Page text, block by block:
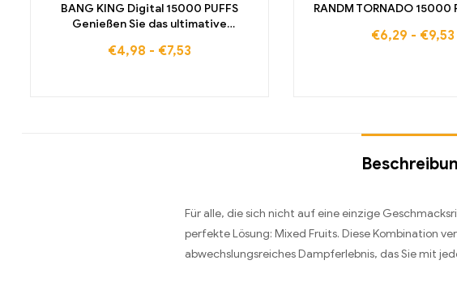
BANG KING Digital 15000 PUFFS
Genießen Sie das ultimative
€4,98 - €7,53
RANDM TORNADO 15000
€6,29 - €9,53
Für alle, die sich nicht auf eine einzige
perfekte Lösung: Mixed Fruits. Diese Kombination
abwechslungsreiches Dampferlebnis, das Sie mit